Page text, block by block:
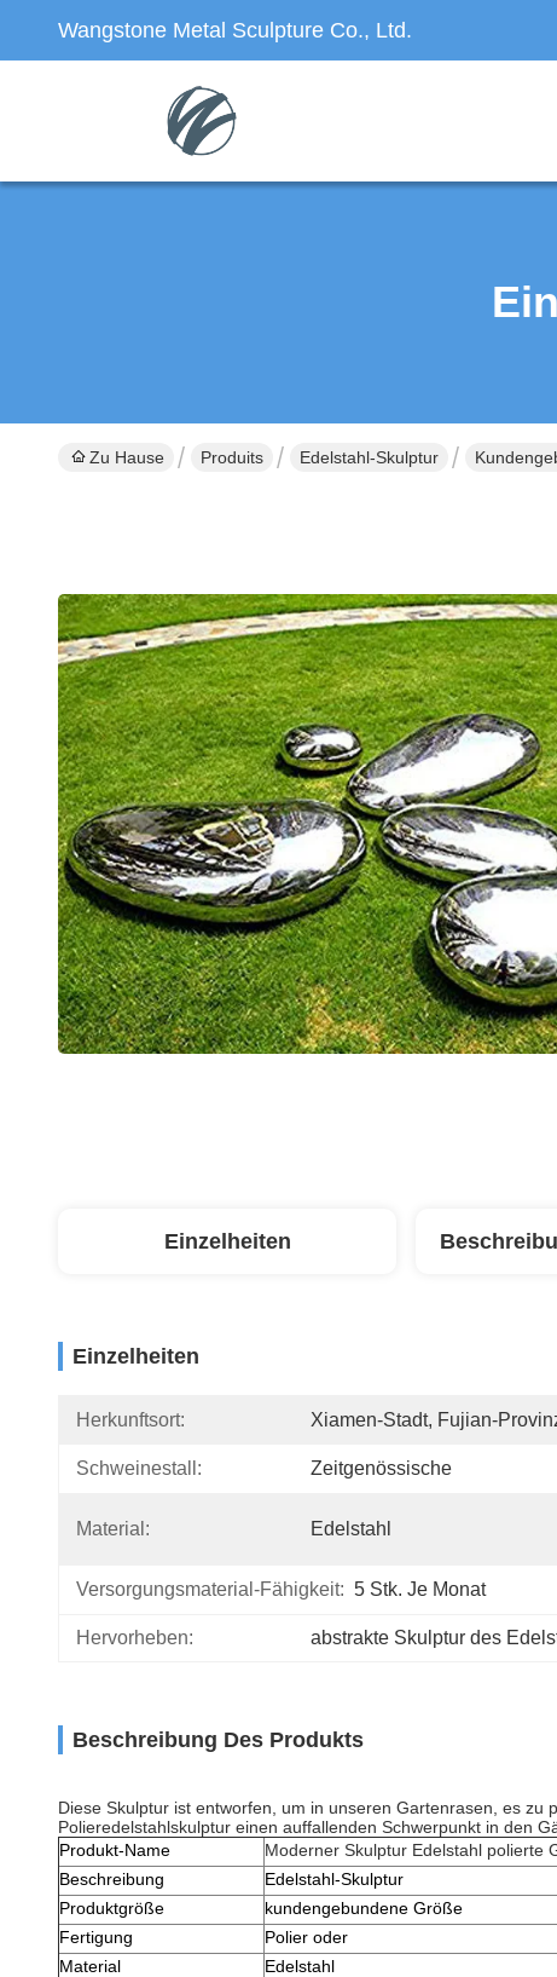
Wangstone Metal Sculpture Co., Ltd.
Zu Hause Produits Edelstahl-Skulptur
Einzelheiten
Einzelheiten
Herkunftsort: Xiamen-Stadt, Fujian-
Schweinestall: Zeitgenössische
Material: Edelstahl
Versorgungsmaterial-Fähigkeit: 5 Stk. Je Monat
Hervorheben: abstrakte Skulptur des
Beschreibung Des Produkts
Diese Skulptur ist entworfen, um in unseren Gartenrasen, es zu
Polieredelstahlskulptur einen auffallenden Schwerpunkt in den
Produkt-Name
Moderner Skulptur Edelstahl polierte
Beschreibung
Edelstahl-Skulptur
Produktgröße
kundengebundene Größe
Fertigung
Polier oder
Material
Edelstahl